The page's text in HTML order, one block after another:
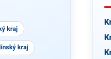
kraj
kraj